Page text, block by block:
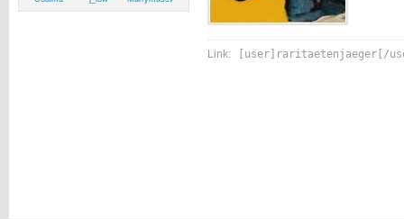
Link: [user]raritaetenjaeger[/